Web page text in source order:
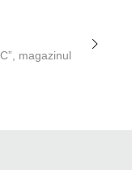
magazinul